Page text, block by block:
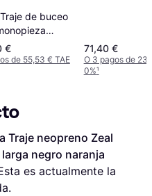
de buceo
€
de 55,53 € TAE
71,40 €
O 3 pagos de
0%¹
Traje neopreno Zeal
negro naranja
es actualmente la